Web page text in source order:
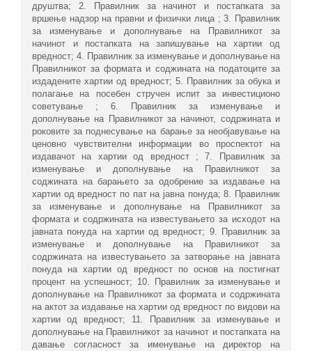
друштва; 2. Правилник за начинот и постапката за
вршење надзор на правни и физички лица ; 3. Правилник
за изменување и дополнување на Правилникот за
начинот и постапката на запишување на хартии од
вредност; 4. Правилник за изменување и дополнување на
Правилникот за формата и соджината на податоците за
издадените хартии од вредност; 5. Правилник за обука и
полагање на посебен стручен испит за инвестиционо
советување ; 6. Правилник за изменување и
дополнување на Правилникот за начинот, содржината и
роковите за поднесување на барање за необјавување на
ценовно чувствителни информации во проспектот на
издавачот на хартии од вредност ; 7. Правилник за
изменување и дополнување на Правилникот за
соджината на барањето за одобрение за издавање на
хартии од вредност по пат на јавна понуда; 8. Правилник
за изменување и дополнување на Правилникот за
формата и содржината на известувањето за исходот на
јавната понуда на хартии од вредност; 9. Правилник за
изменување и дополнување на Правилникот за
содржината на известувањето за затворање на јавната
понуда на хартии од вредност по основ на постигнат
процент на успешност; 10. Правилник за изменување и
дoполнување на Правилникот за формата и содржината
на актот за издавање на хартии од вредност по видови на
хартии од вредност; 11. Правилник за изменување и
дополнување на Правилникот за начинот и постапката на
давање согласност за именување на директор на